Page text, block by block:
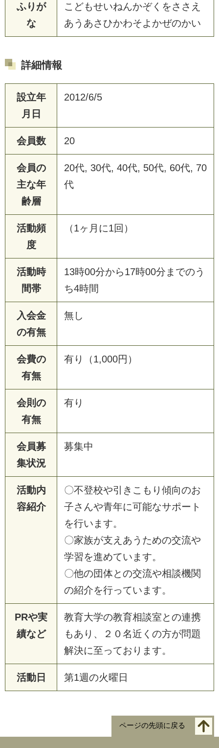
ふりが
な
こどもせいねんかぞくをささえ
あうあさひかわそよかぜのかい
詳細情報
設立年
月日
2012/6/5
会員数 20
会員の
主な年
齢層
20代, 30代, 40代, 50代, 60代, 70
代
活動頻
度
（1ヶ月に1回）
活動時
間帯
13時00分から17時00分までのう
ち4時間
入会金
の有無
無し
会費の
有無
有り（1,000円）
会則の
有無
有り
会員募
集状況
募集中
活動内
容紹介
〇不登校や引きこもり傾向のお
子さんや青年に可能なサポート
を行います。
〇家族が支えあうための交流や
学習を進めています。
〇他の団体との交流や相談機関
の紹介を行っています。
PRや実
績など
教育大学の教育相談室との連携
もあり、２０名近くの方が問題
解決に至っております。
活動日 第1週の火曜日
ページの先頭に戻る